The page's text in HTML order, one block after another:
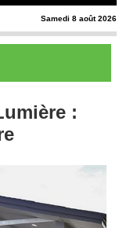
Samedi 8 août 2026
: